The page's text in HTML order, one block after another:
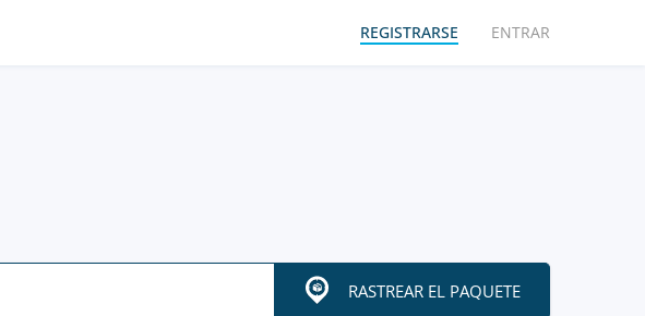
REGISTRARSE ENTRAR
RASTREAR EL PAQUETE